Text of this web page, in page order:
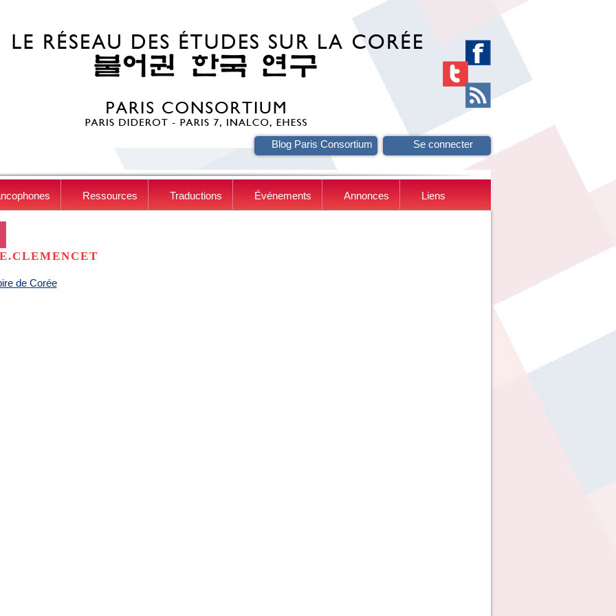
Blog Paris Consortium Se connecter
Ressources Traductions Événements Annonces Liens
E.CLEMENCET
de Corée